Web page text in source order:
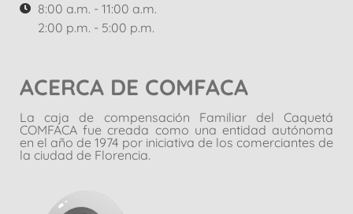
8:00 a.m. - 11:00 a.m.
2:00 p.m. - 5:00 p.m.
ACERCA DE COMFACA
La caja de compensación Familiar del Caquetá
COMFACA fue creada como una entidad autónoma
en el año de 1974 por iniciativa de los comerciantes de
la ciudad de Florencia.